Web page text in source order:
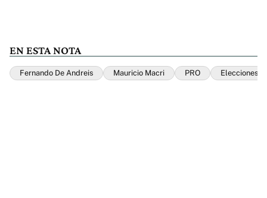
EN ESTA NOTA
Fernando De Andreis Mauricio Macri PRO Elecciones